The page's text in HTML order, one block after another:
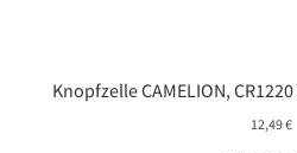
Knopfzelle CAMELION,
12,49€